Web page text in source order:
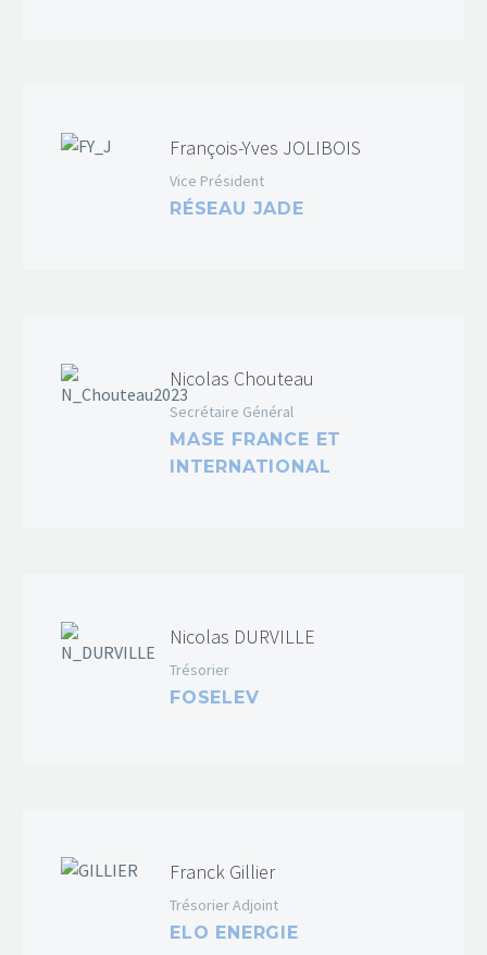
François-Yves JOLIBOIS
Vice Président
RÉSEAU JADE
Nicolas Chouteau
Secrétaire Général
MASE FRANCE ET
INTERNATIONAL
Nicolas DURVILLE
Trésorier
FOSELEV
Franck Gillier
Trésorier Adjoint
ELO ENERGIE